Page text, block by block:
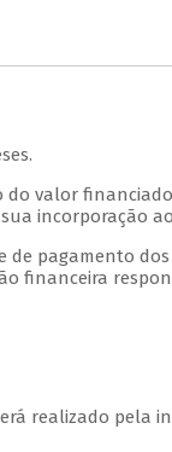
valor
incorporação
de pagamento
financeira
realizado pela